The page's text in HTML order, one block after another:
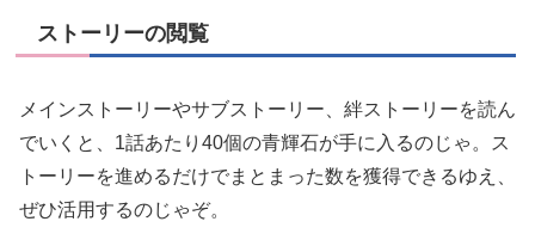
ストーリーの閲覧
メインストーリーやサブストーリー、絆ストーリーを読ん
でいくと、1話あたり40個の青輝石が手に入るのじゃ。ス
トーリーを進めるだけでまとまった数を獲得できるゆえ、
ぜひ活用するのじゃぞ。